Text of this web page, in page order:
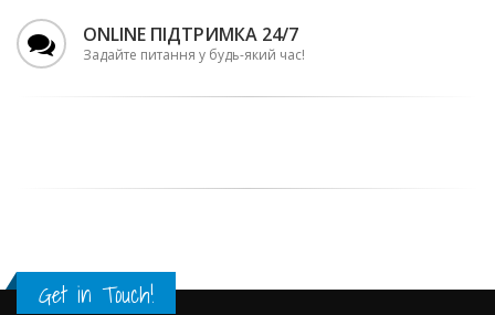
ONLINE ПІДТРИМКА 24/7
Задайте питання у будь-який час!
Get in Touch!